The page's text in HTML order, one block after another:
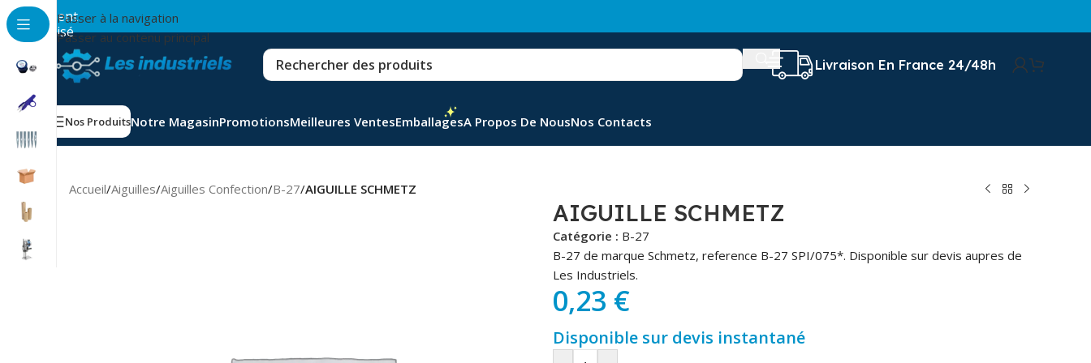
Passer à la navigation
Passer au contenu principal
Paiement
sécurisé
Livraison En France 24/48h
Nos ProduitsNotre MagasinPromotionsMeilleures VentesEmballagesA Propos De NousNos Contacts
Accueil/Aiguilles/Aiguilles Confection/B-27/AIGUILLE SCHMETZ
AIGUILLE SCHMETZ
Catégorie : B-27
B-27 de marque Schmetz, reference B-27 SPI/075*. Disponible sur devis aupres de
Les Industriels.
0,23 €
Disponible sur devis instantané